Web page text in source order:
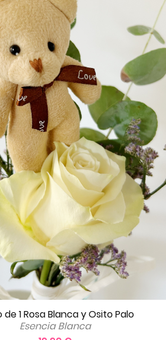
de 1 Rosa Blanca y Osito Palo
Esencia Blanca